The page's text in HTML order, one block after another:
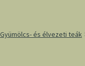
Gyümölcs- és élvezeti teák